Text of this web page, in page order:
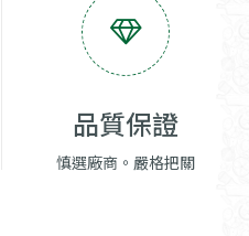
品質保證
慎選廠商。嚴格把關